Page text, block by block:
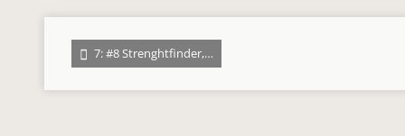
7: #8 Strenghtfinder,…